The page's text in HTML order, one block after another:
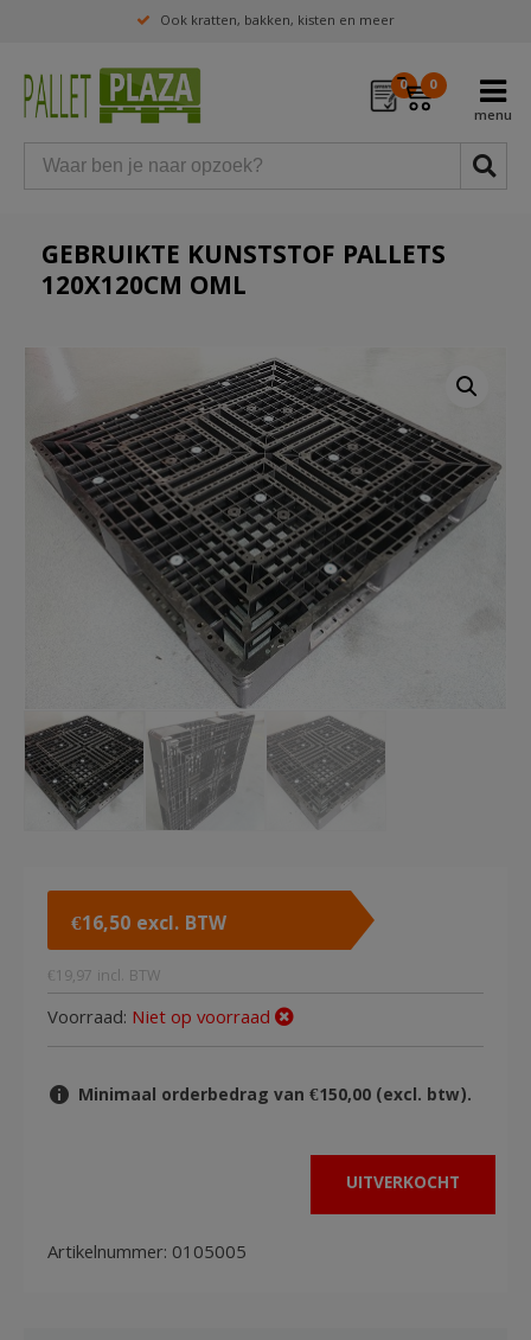
Ook kratten, bakken, kisten en meer
0 0
GEBRUIKTE KUNSTSTOF PALLETS
120X120CM OML
€16,50 excl. BTW
€ 19,97 incl. BTW
Voorraad: Niet op voorraad
Minimaal orderbedrag van €150,00 (excl. btw).
UITVERKOCHT
Artikelnummer: 0105005